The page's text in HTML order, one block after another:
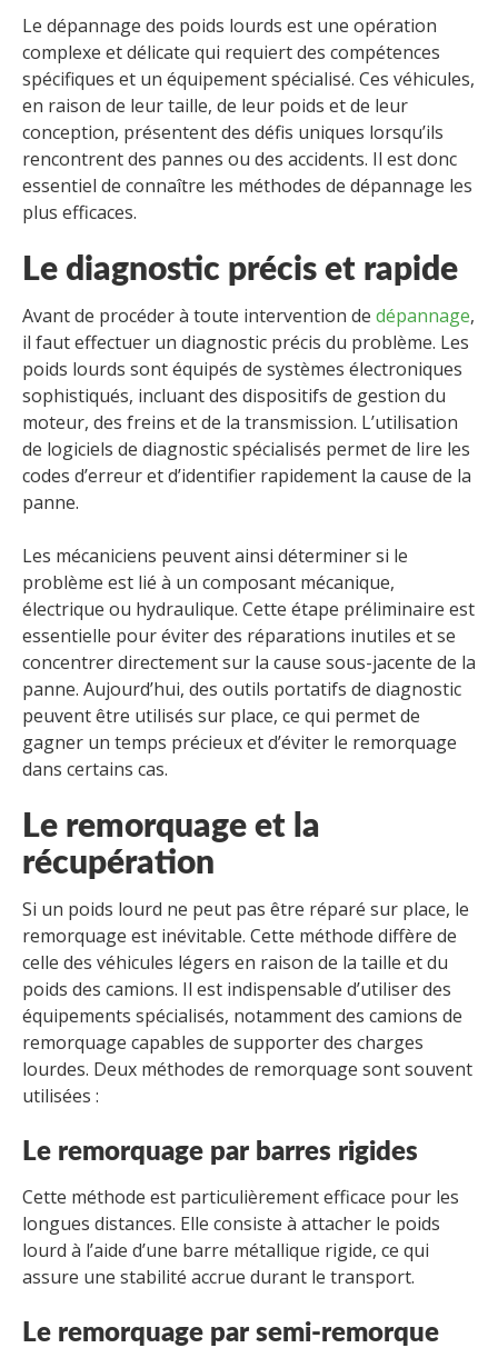
Le dépannage des poids lourds est une opération
complexe et délicate qui requiert des compétences
spécifiques et un équipement spécialisé. Ces véhicules,
en raison de leur taille, de leur poids et de leur
conception, présentent des défis uniques lorsqu’ils
rencontrent des pannes ou des accidents. Il est donc
essentiel de connaître les méthodes de dépannage les
plus efficaces.
Le diagnostic précis et rapide
Avant de procéder à toute intervention de dépannage,
il faut effectuer un diagnostic précis du problème. Les
poids lourds sont équipés de systèmes électroniques
sophistiqués, incluant des dispositifs de gestion du
moteur, des freins et de la transmission. L’utilisation
de logiciels de diagnostic spécialisés permet de lire les
codes d’erreur et d’identifier rapidement la cause de la
panne.
Les mécaniciens peuvent ainsi déterminer si le
problème est lié à un composant mécanique,
électrique ou hydraulique. Cette étape préliminaire est
essentielle pour éviter des réparations inutiles et se
concentrer directement sur la cause sous-jacente de la
panne. Aujourd’hui, des outils portatifs de diagnostic
peuvent être utilisés sur place, ce qui permet de
gagner un temps précieux et d’éviter le remorquage
dans certains cas.
Le remorquage et la
récupération
Si un poids lourd ne peut pas être réparé sur place, le
remorquage est inévitable. Cette méthode diffère de
celle des véhicules légers en raison de la taille et du
poids des camions. Il est indispensable d’utiliser des
équipements spécialisés, notamment des camions de
remorquage capables de supporter des charges
lourdes. Deux méthodes de remorquage sont souvent
utilisées :
Le remorquage par barres rigides
Cette méthode est particulièrement efficace pour les
longues distances. Elle consiste à attacher le poids
lourd à l’aide d’une barre métallique rigide, ce qui
assure une stabilité accrue durant le transport.
Le remorquage par semi-remorque